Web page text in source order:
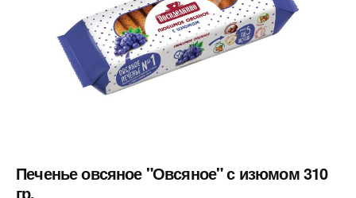
Печенье овсяное "Овсяное" с изюмом 310
гр.